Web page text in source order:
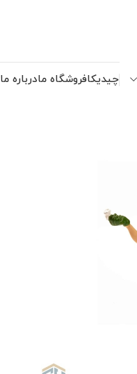
چیدیکافروشگاه مادرباره ما